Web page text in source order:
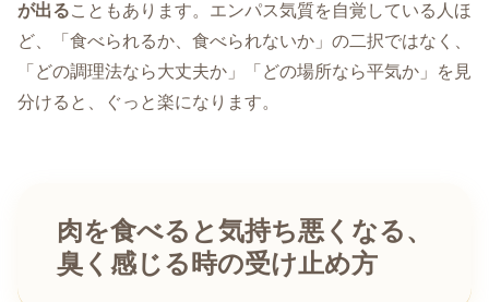
が出ることもあります。エンパス気質を自覚している人ほ
ど、「食べられるか、食べられないか」の二択ではなく、
「どの調理法なら大丈夫か」「どの場所なら平気か」を見
分けると、ぐっと楽になります。
肉を食べると気持ち悪くなる、
臭く感じる時の受け止め方